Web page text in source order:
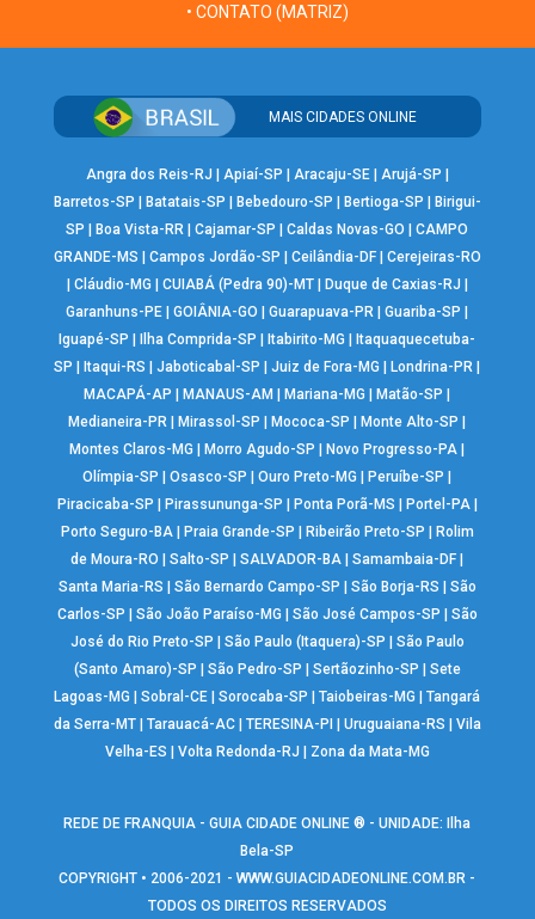
• CONTATO (MATRIZ)
MAIS CIDADES ONLINE
Angra dos Reis-RJ | Apiaí-SP | Aracaju-SE| Arujá-SP |
Barretos-SP | Batatais-SP | Bebedouro-SP | Bertioga-SP | Birigui-
SP |Boa Vista-RR |Cajamar-SP |Caldas Novas-GO |CAMPO
GRANDE-MS | Campos Jordão-SP | Ceilândia-DF| Cerejeiras-RO
| Cláudio-MG | CUIABÁ (Pedra 90)-MT| Duque de Caxias-RJ |
Garanhuns-PE |GOIÂNIA-GO |Guarapuava-PR |Guariba-SP |
Iguapé-SP |Ilha Comprida-SP |Itabirito-MG |Itaquaquecetuba-
SP |Itaqui-RS |Jaboticabal-SP |Juiz de Fora-MG |Londrina-PR |
MACAPÁ-AP |MANAUS-AM |Mariana-MG |Matão-SP |
Medianeira-PR |Mirassol-SP |Mococa-SP |Monte Alto-SP |
Montes Claros-MG |Morro Agudo-SP |Novo Progresso-PA |
Olímpia-SP |Osasco-SP |Ouro Preto-MG |Peruíbe-SP |
Piracicaba-SP | Pirassununga-SP | Ponta Porã-MS | Portel-PA|
Porto Seguro-BA| Praia Grande-SP | Ribeirão Preto-SP | Rolim
de Moura-RO |Salto-SP |SALVADOR-BA |Samambaia-DF |
Santa Maria-RS | São Bernardo Campo-SP | São Borja-RS | São
Carlos-SP | São João Paraíso-MG | São José Campos-SP | São
José do Rio Preto-SP | São Paulo (Itaquera)-SP | São Paulo
(Santo Amaro)-SP | São Pedro-SP | Sertãozinho-SP | Sete
Lagoas-MG |Sobral-CE |Sorocaba-SP |Taiobeiras-MG |Tangará
da Serra-MT| Tarauacá-AC| TERESINA-PI | Uruguaiana-RS | Vila
Velha-ES | Volta Redonda-RJ | Zona da Mata-MG
REDE DE FRANQUIA - GUIA CIDADE ONLINE ® - UNIDADE: Ilha
Bela-SP
COPYRIGHT • 2006-2021 -WWW.GUIACIDADEONLINE.COM.BR -
TODOS OS DIREITOS RESERVADOS